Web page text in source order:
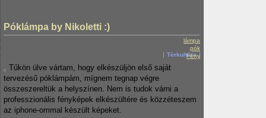
Póklámpa by Nikoletti :)
lámpa
pók
Fény
Térkultúra
Tűkön ülve vártam, hogy elkészüljön első saját
tervezésű póklámpám, mígnem tegnap végre
összeszereltük a helyszínen. Nem is tudok várni a
professzionális fényképek elkészültére és közzéteszem
az iphone-ommal készült képeket.